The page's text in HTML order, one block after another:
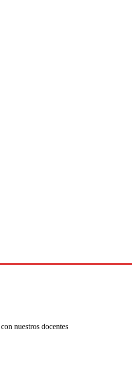
nuestros docentes